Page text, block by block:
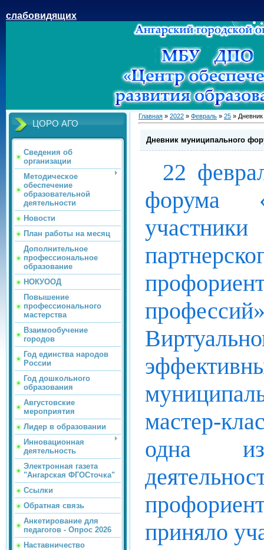
слабовидящих
ЦОРО АГО
Сведения об
организации
Методическое
обеспечение
образовательной
деятельности
Новости
План работы на месяц
Дополнительное
профессиональное
образование
НОКУООД
Повышение
профессионального
мастерства
Взаимообучение
городов
Год единства народов
России
Год дошкольного
образования
Августовские
мероприятия
Лидер в образовании
Инновационная
деятельность
Электронная газета
"Ангарская ФГОСточка"
Ссылки
Обратная связь
Анкетирование для
педагогов - Опрос 2026
Наставничество
Главная » 2022 » Февраль » 25 »
Дневник муниципального
22
форума
мастер-
одна
приняло